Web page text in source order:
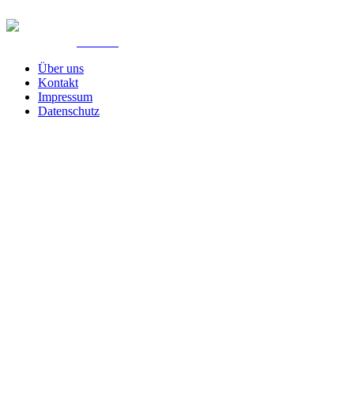
Über uns
Kontakt
Impressum
Datenschutz